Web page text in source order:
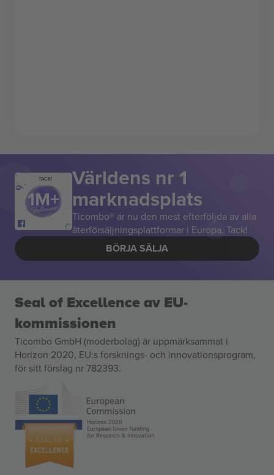
TACK! Världens nr 1
marknadsplats
Ticombo® är nu den mest efterföljda av alla
återförsäljningsplattformar i Europa. Tack!
BÖRJA SÄLJA
Seal of Excellence av EU-
kommissionen
Ticombo GmbH (moderbolag) är uppmärksammat i
Horizon 2020, EU:s forsknings- och innovationsprogram,
för sitt förslag nr 782393.